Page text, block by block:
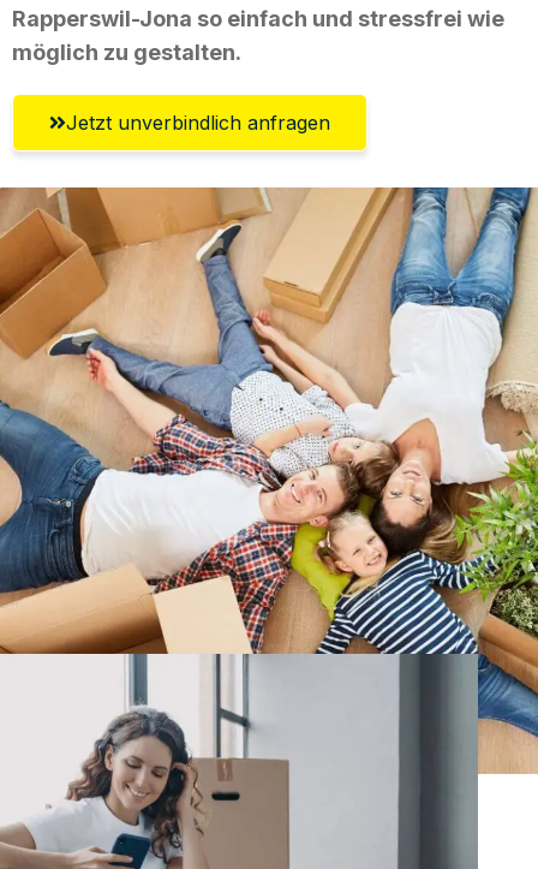
Rapperswil-Jona so einfach und stressfrei wie
möglich zu gestalten.
Jetzt unverbindlich anfragen